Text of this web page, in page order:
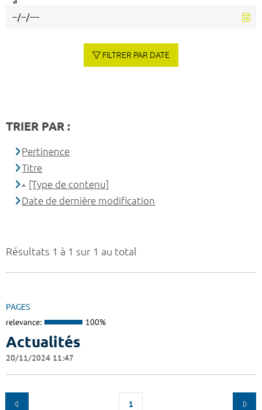
Résultats 1 à 1 sur 1 au total
PAGES
relevance: 100%
Actualités
20/11/2024 11:47
1
FILTRER PAR DATE
TRIER PAR :
Pertinence
Titre
[Type de contenu]
Date de dernière modification